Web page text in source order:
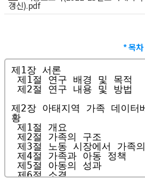
갱신).pdf
* 목차